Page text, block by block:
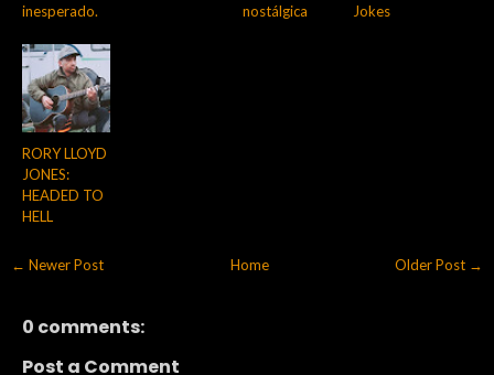
inesperado.
nostálgica
Jokes
RORY LLOYD
JONES:
HEADED TO
HELL
← Newer Post Older Post →
Home
0 comments:
Post a Comment